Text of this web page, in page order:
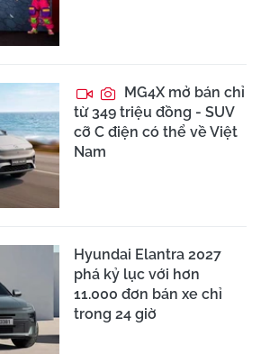
MG4X mở bán chỉ
từ 349 triệu đồng - SUV
cỡ C điện có thể về Việt
Nam
Hyundai Elantra 2027
phá kỷ lục với hơn
11.000 đơn bán xe chỉ
trong 24 giờ